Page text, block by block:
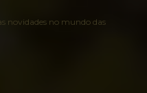
novidades no mundo das